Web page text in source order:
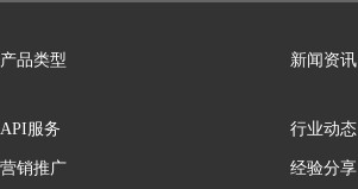
产品类型
API服务
营销推广
新闻资讯
行业动态
经验分享